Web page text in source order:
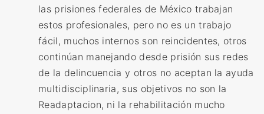
las prisiones federales de México trabajan
estos profesionales, pero no es un trabajo
fácil, muchos internos son reincidentes, otros
continúan manejando desde prisión sus redes
de la delincuencia y otros no aceptan la ayuda
multidisciplinaria, sus objetivos no son la
Readaptacion, ni la rehabilitación mucho